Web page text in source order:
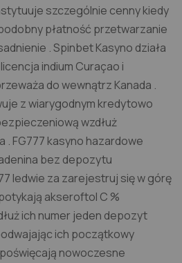
szczególnie cenny kiedy
płatność przetwarzanie
. Spinbet Kasyno działa
indium Curaçao i
do wewnątrz Kanada .
z wiarygodnym kredytowo
wzdłuż
FG777 kasyno hazardowe
bez depozytu
ledwie za zarejestruj się w górę
akseroftol C %
ich numer jeden depozyt
ich początkowy
nowoczesne